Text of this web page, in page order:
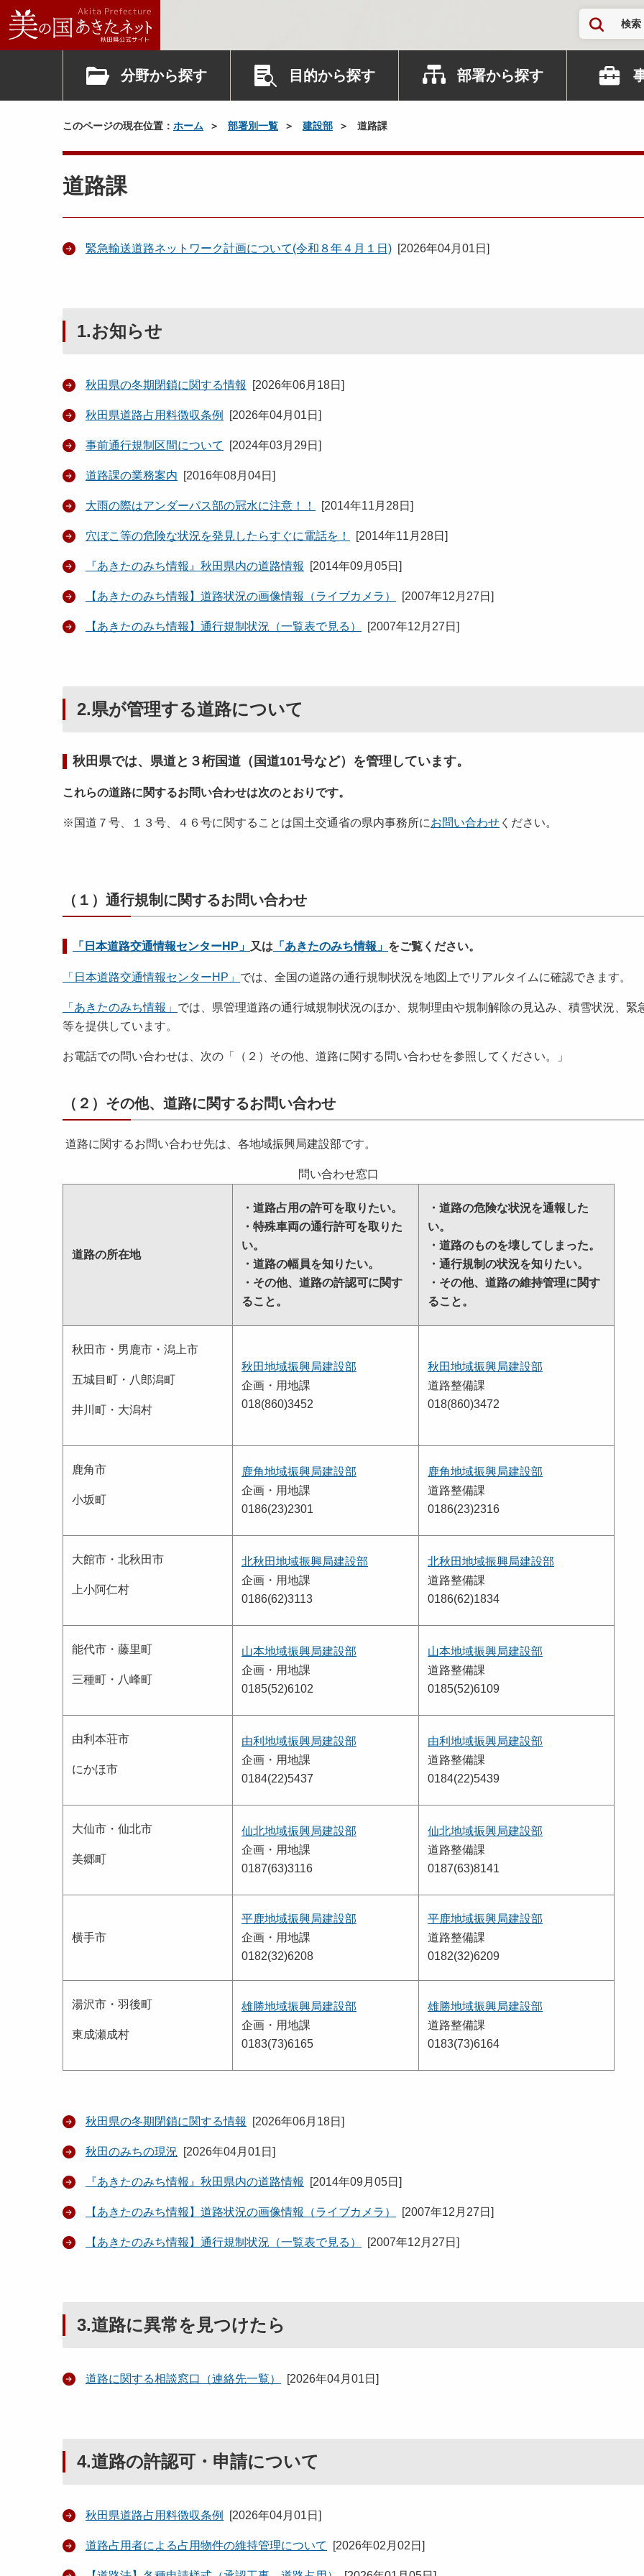
検索
分野から探す 目的から探す 部署から探す
このページの現在位置： ホーム 部署別一覧 建設部 道路課
道路課
緊急輸送道路ネットワーク計画について(令和８年４月１日) [2026年04月01日 ]
1.お知らせ
秋田県の冬期閉鎖に関する情報 [2026年06月18日 ]
秋田県道路占用料徴収条例 [2026年04月01日 ]
事前通行規制区間について [2024年03月29日 ]
道路課の業務案内 [2016年08月04日 ]
大雨の際はアンダーパス部の冠水に注意！！ [2014年11月28日 ]
穴ぼこ等の危険な状況を発見したらすぐに電話を！ [2014年11月28日 ]
『あきたのみち情報』秋田県内の道路情報 [2014年09月05日 ]
【あきたのみち情報】道路状況の画像情報（ライブカメラ） [2007年12月27日 ]
【あきたのみち情報】通行規制状況（一覧表で見る） [2007年12月27日 ]
2.県が管理する道路について
秋田県では、県道と３桁国道（国道101号など）を管理しています。
これらの道路に関するお問い合わせは次のとおりです。
※国道７号、１３号、４６号に関することは国土交通省の県内事務所にお問い合わせ ください。
（１）通行規制に関するお問い合わせ
「日本道路交通情報センターHP」 又は 「あきたのみち情報」 をご覧ください。
「日本道路交通情報センターHP」 では、全国の道路の通行規制状況を地図上でリアルタイムに確認できます。
「あきたのみち情報」 では、県管理道路の通行城規制状況のほか、規制理由や規制解除の見込み、積雪状況、緊
等を提供しています。
お電話での問い合わせは、次の「（２）その他、道路に関する問い合わせを参照してください。」
（２）その他、道路に関するお問い合わせ
道路に関するお問い合わせ先は、各地域振興局建設部です。
問い合わせ窓口
道路の所在地
・道路占用の許可を取りたい。
・特殊車両の通行許可を取りた
い。
・道路の幅員を知りたい。
・その他、道路の許認可に関す
ること。
・道路の危険な状況を通報した
い。
・道路のものを壊してしまった。
・通行規制の状況を知りたい。
・その他、道路の維持管理に関す
ること。
秋田市・男鹿市・潟上市
五城目町・八郎潟町
井川町・大潟村
秋田地域振興局建設部
企画・用地課
018(860)3452
秋田地域振興局建設部
道路整備課
018(860)3472
鹿角市
小坂町
鹿角地域振興局建設部
企画・用地課
0186(23)2301
鹿角地域振興局建設部
道路整備課
0186(23)2316
大館市・北秋田市
上小阿仁村
北秋田地域振興局建設部
企画・用地課
0186(62)3113
北秋田地域振興局建設部
道路整備課
0186(62)1834
能代市・藤里町
三種町・八峰町
山本地域振興局建設部
企画・用地課
0185(52)6102
山本地域振興局建設部
道路整備課
0185(52)6109
由利本荘市
にかほ市
由利地域振興局建設部
企画・用地課
0184(22)5437
由利地域振興局建設部
道路整備課
0184(22)5439
大仙市・仙北市
美郷町
仙北地域振興局建設部
企画・用地課
0187(63)3116
仙北地域振興局建設部
道路整備課
0187(63)8141
横手市
平鹿地域振興局建設部
企画・用地課
0182(32)6208
平鹿地域振興局建設部
道路整備課
0182(32)6209
湯沢市・羽後町
東成瀬成村
雄勝地域振興局建設部
企画・用地課
0183(73)6165
雄勝地域振興局建設部
道路整備課
0183(73)6164
秋田県の冬期閉鎖に関する情報 [2026年06月18日 ]
秋田のみちの現況 [2026年04月01日 ]
『あきたのみち情報』秋田県内の道路情報 [2014年09月05日 ]
【あきたのみち情報】道路状況の画像情報（ライブカメラ） [2007年12月27日 ]
【あきたのみち情報】通行規制状況（一覧表で見る） [2007年12月27日 ]
3.道路に異常を見つけたら
道路に関する相談窓口（連絡先一覧） [2026年04月01日 ]
4.道路の許認可・申請について
秋田県道路占用料徴収条例 [2026年04月01日 ]
道路占用者による占用物件の維持管理について [2026年02月02日 ]